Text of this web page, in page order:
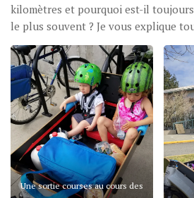
kilomètres et pourquoi est-il
le plus souvent ? Je vous explique
Une sortie courses au cours des